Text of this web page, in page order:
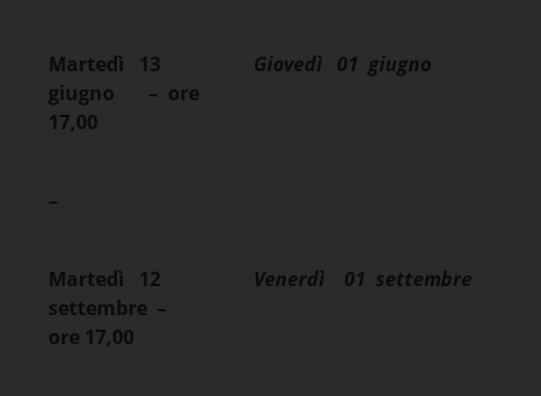
Martedì
13
giugno
– ore
17,00
Giovedì 01 giugno
–
Martedì
12
settembre –
ore 17,00
Venerdì 01 settembre